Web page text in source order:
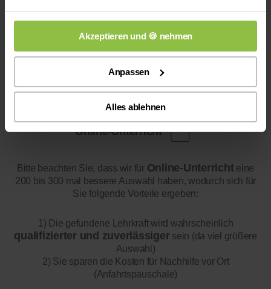
Akzeptieren und 🍪 nehmen
Anpassen
Alles ablehnen
Online-Unterricht
Bitte beachten Sie, dass wir für Online-Unterrichteine
200 bis 300 mal bessere Auswahl haben, wodurch sich für
Sie folgende Vorteile ergeben:
1) Die gefundene Lehrkraft wird wahrscheinlich
qualifizierter und zuverlässigersein (da viel größere
Auswahl)
2) Sie sparen die Kosten für Nachhilfe vor Ort
(Anfahrtspauschale)